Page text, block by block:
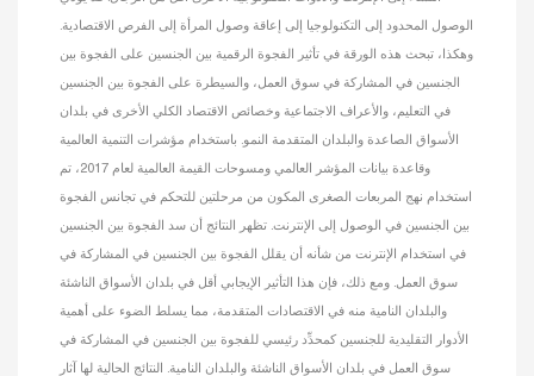
الوصول المحدود إلى التكنولوجيا إلى إعاقة وصول المرأة إلى الفرص الاقتصادية.
وهكذا، تبحث هذه الورقة في تأثير الفجوة الرقمية بين الجنسين على الفجوة بين
الجنسين في المشاركة في سوق العمل، والسيطرة على الفجوة بين الجنسين
في التعليم، والأعراف الاجتماعية وخصائص الاقتصاد الكلي الأخرى في بلدان
الأسواق الصاعدة والبلدان المتقدمة النمو. باستخدام مؤشرات التنمية العالمية
وقاعدة بيانات المؤشر العالمي ومسوحات القيمة العالمية لعام 2017، تم
استخدام نهج المربعات الصغرى المكون من مرحلتين للتحكم في تجانس الفجوة
بين الجنسين في الوصول إلى الإنترنت. تظهر النتائج أن سد الفجوة بين الجنسين
في استخدام الإنترنت من شأنه أن يقلل الفجوة بين الجنسين في المشاركة في
سوق العمل. ومع ذلك، فإن هذا التأثير الإيجابي أقل في بلدان الأسواق الناشئة
والبلدان النامية منه في الاقتصادات المتقدمة، مما يسلط الضوء على أهمية
الأدوار التقليدية للجنسين كمحدِّد رئيسي للفجوة بين الجنسين في المشاركة في
سوق العمل في بلدان الأسواق الناشئة والبلدان النامية. النتائج الحالية لها آثار